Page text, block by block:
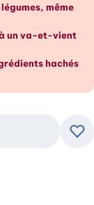
même
un va-et-vient
hachés